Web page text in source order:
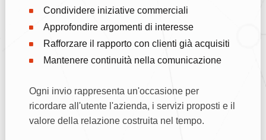
Condividere iniziative commerciali
Approfondire argomenti di interesse
Rafforzare il rapporto con clienti già acquisiti
Mantenere continuità nella comunicazione
Ogni invio rappresenta un'occasione per
ricordare all'utente l'azienda, i servizi proposti e il
valore della relazione costruita nel tempo.